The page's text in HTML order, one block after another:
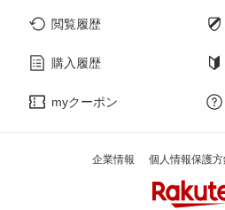
閲覧履歴
購入履歴
myクーポン
企業情報 個人情報保護